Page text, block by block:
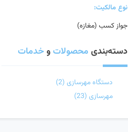
نوع مالکیت:
جواز کسب (مغازه)
دسته‌بندی محصولاتوخدمات
دستگاه مهرسازی (2)
مهرسازی (23)